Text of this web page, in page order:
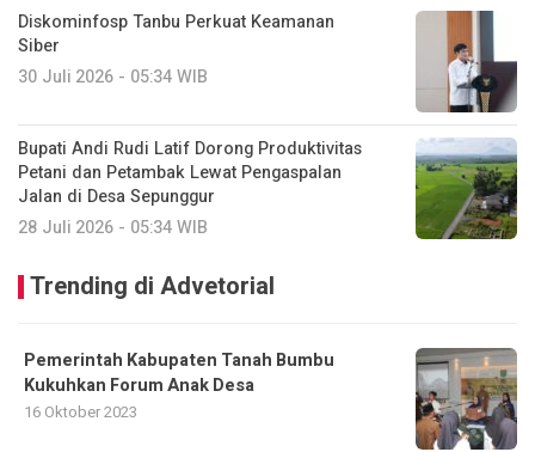
Diskominfosp Tanbu Perkuat Keamanan
Siber
30 Juli 2026 - 05:34 WIB
Bupati Andi Rudi Latif Dorong Produktivitas
Petani dan Petambak Lewat Pengaspalan
Jalan di Desa Sepunggur
28 Juli 2026 - 05:34 WIB
Trending di Advetorial
Pemerintah Kabupaten Tanah Bumbu
Kukuhkan Forum Anak Desa
16 Oktober 2023